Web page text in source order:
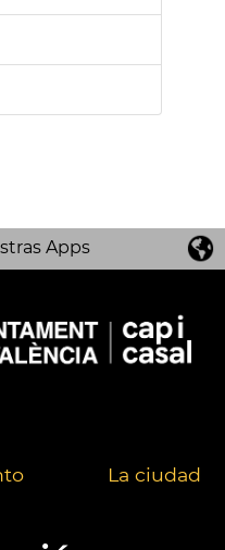
Apps
La ciudad